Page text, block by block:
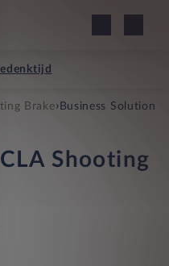
Brake› Business Solution
CLA Shooting